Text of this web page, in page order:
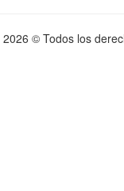
2026 © Todos los